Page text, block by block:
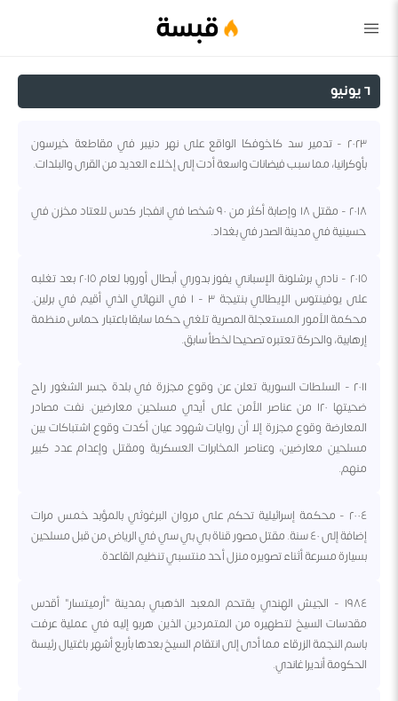
قبسة
٦ يونيو
٢٠٢٣ - تدمير سد كاخوفكا الواقع على نهر دنيبر في مقاطعة خيرسون
بأوكرانيا، مما سبب فيضانات واسعة أدت إلى إخلاء العديد من القرى والبلدات.
٢٠١٨ - مقتل ١٨ وإصابة أكثر من ٩٠ شخصا في انفجار كدس للعتاد مخزن في
حسينية في مدينة الصدر في بغداد.
٢٠١٥ - نادي برشلونة الإسباني يفوز بدوري أبطال أوروبا لعام ٢٠١٥ بعد تغلبه
على يوفينتوس الإيطالي بنتيجة ٣ - ١ في النهائي الذي أقيم في برلين.
محكمة الأمور المستعجلة المصرية تلغي حكما سابقا باعتبار حماس منظمة
إرهابية، والحركة تعتبره تصحيحا لخطأ سابق.
٢٠١١ - السلطات السورية تعلن عن وقوع مجزرة في بلدة جسر الشغور راح
ضحيتها ١٢٠ من عناصر الأمن على أيدي مسلحين معارضين. نفت مصادر
المعارضة وقوع مجزرة إلا أن روايات شهود عيان أكدت وقوع اشتباكات بين
مسلحين معارضين، وعناصر المخابرات العسكرية ومقتل وإعدام عدد كبير
منهم.
٢٠٠٤ - محكمة إسرائيلية تحكم على مروان البرغوثي بالمؤبد خمس مرات
إضافة إلى ٤٠ سنة. مقتل مصور قناة بي بي سي في الرياض من قبل مسلحين
بسيارة مسرعة أثناء تصويره منزل أحد منتسبي تنظيم القاعدة.
١٩٨٤ - الجيش الهندي يقتحم المعبد الذهبي بمدينة "أرميتسار" أقدس
مقدسات السيخ لتطهيره من المتمردين الذين هربو إليه في عملية عرفت
باسم النجمة الزرقاء مما أدى إلى انتقام السيخ بعدها بأربع أشهر باغتيال رئيسة
الحكومة أنديرا غاندي.